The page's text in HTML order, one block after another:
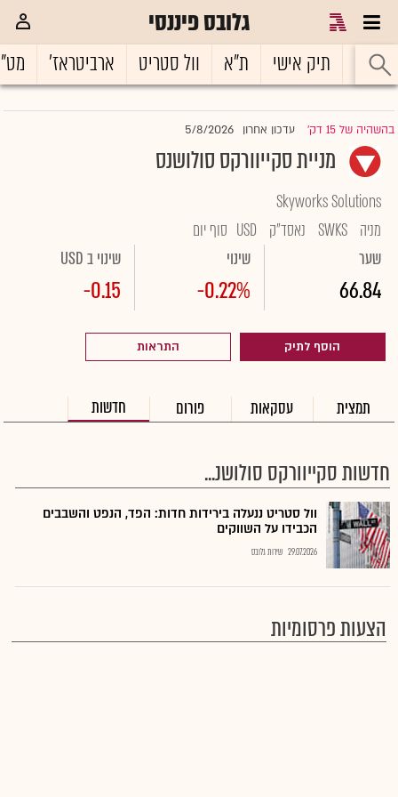
גלובס פיננסי
ראשי תיק אישי ת"א וול סטריט ארביטראז'
בהשהיה של 15 דק' |עדכון אחרון 5/8/2026
מניית סקייוורקס סולושנס
Skyworks Solutions
מניה SWKS נאסד"ק USD סוף יום
שער
66.84
שינוי
-0.22%
שינוי ב USD
-0.15
הוסף לתיק התראות
תמצית עסקאות פורום חדשות
חדשות סקייוורקס סולושנ...
וול סטריט ננעלה בירידות חדות: הפד, הנפט והשבבים
הכבידו על השווקים
29.07.2026 שירות גלובס
הצעות פרסומיות